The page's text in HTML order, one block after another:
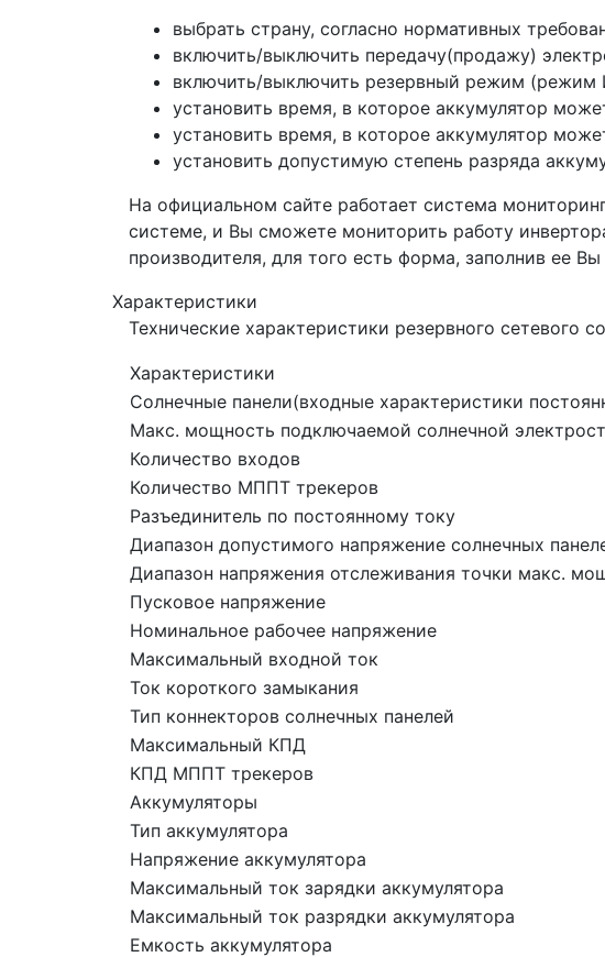
выбрать страну, согласно нормативных
включить/выключить передачу(продажу)
включить/выключить резервный режим (режим
установить время, в которое аккумулятор
установить время, в которое аккумулятор
установить допустимую степень разряда
На официальном сайте работает система
системе, и Вы сможете мониторить работу
производителя, для того есть форма, заполнив ее
Характеристики
Технические характеристики резервного сетевого
Характеристики
Солнечные панели(входные характеристики
Макс. мощность подключаемой солнечной
Количество входов
Количество МППТ трекеров
Разъединитель по постоянному току
Диапазон допустимого напряжение солнечных
Диапазон напряжения отслеживания точки макс.
Пусковое напряжение
Номинальное рабочее напряжение
Максимальный входной ток
Ток короткого замыкания
Тип коннекторов солнечных панелей
Максимальный КПД
КПД МППТ трекеров
Аккумуляторы
Тип аккумулятора
Напряжение аккумулятора
Максимальный ток зарядки аккумулятора
Максимальный ток разрядки аккумулятора
Емкость аккумулятора